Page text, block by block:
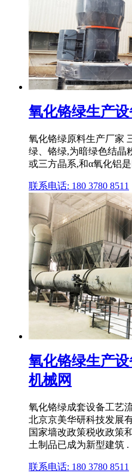
氧化铬绿生产
氧化铬绿原料生产厂家
绿、铬绿,为暗绿色结晶
或三方晶系,和α氧化铝是
联系电话: 180 3780 8511
氧化铬绿生产
机械网
氧化铬绿成套设备工艺
北京京美华研科技发展
国家墙改政策税收政策
土制品已成为新型建筑 .
联系电话: 180 3780 8511